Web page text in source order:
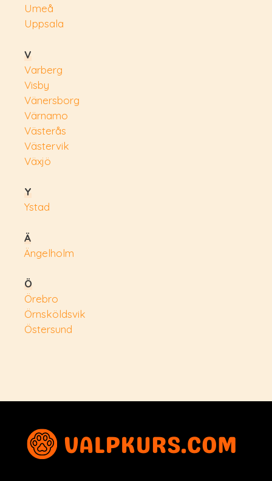
Umeå
Uppsala
V
Varberg
Visby
Vänersborg
Värnamo
Västerås
Västervik
Växjö
Y
Ystad
Ä
Ängelholm
Ö
Örebro
Örnsköldsvik
Östersund